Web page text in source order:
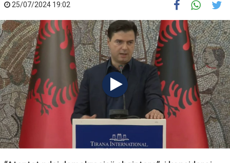
25/07/2024 19:02